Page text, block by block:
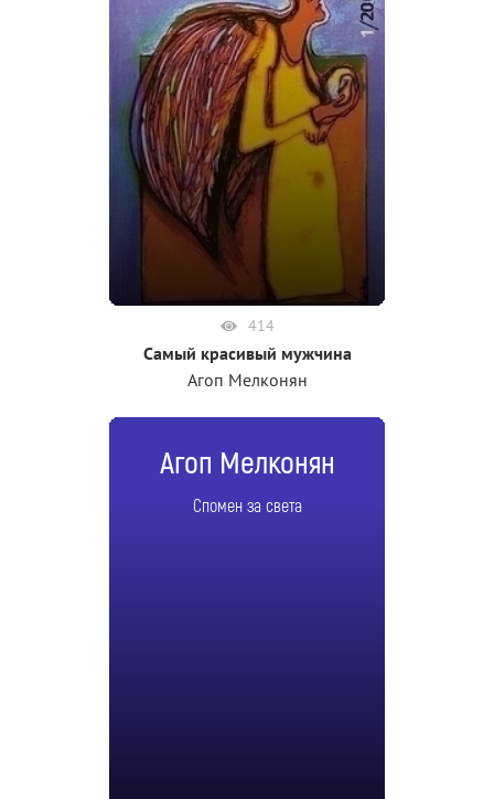
414
Самый красивый мужчина
Агоп Мелконян
Агоп Мелконян
Спомен за света